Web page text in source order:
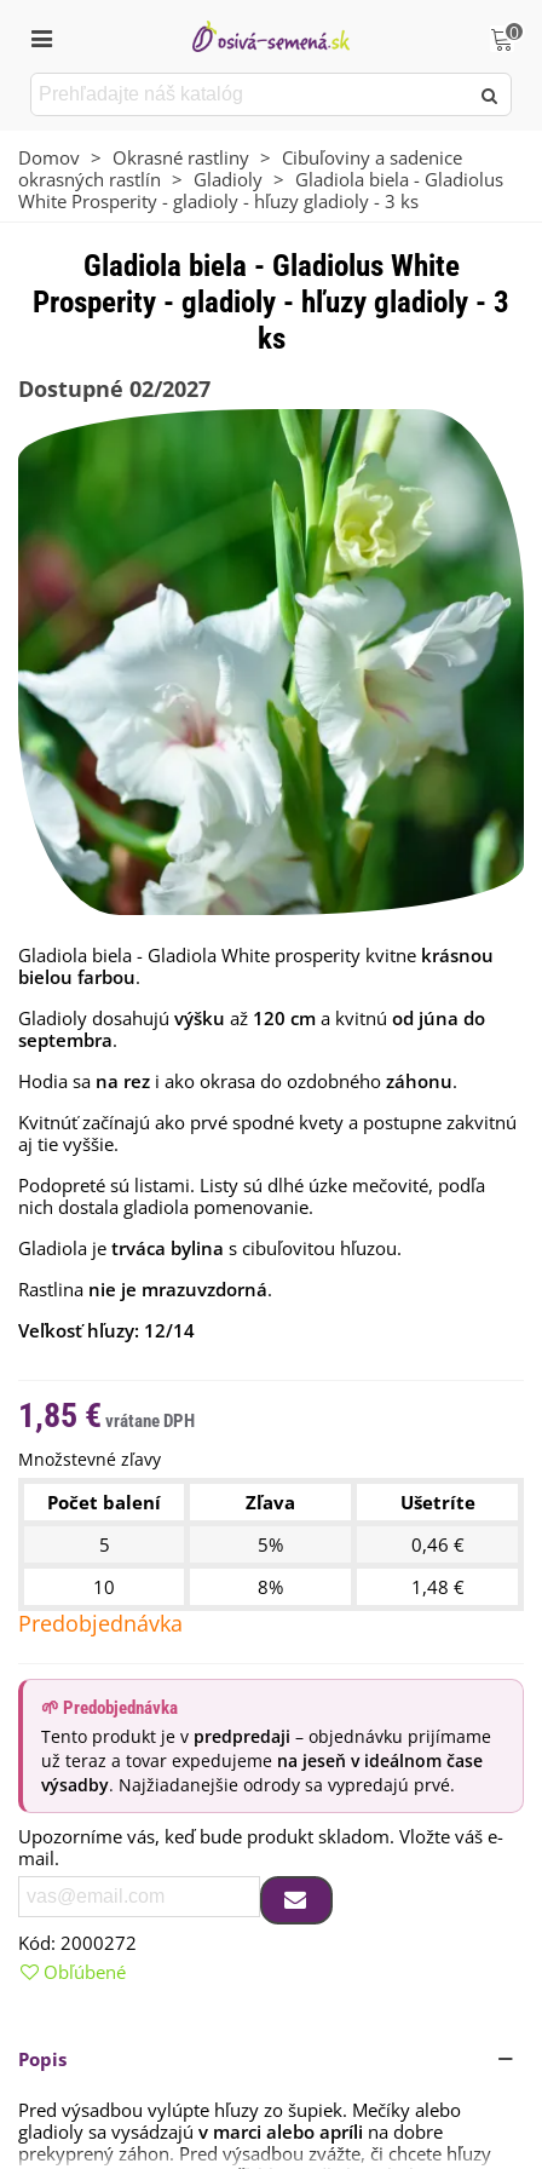
0
Domov > Okrasné rastliny > Cibuľoviny a sadenice
okrasných rastlín > Gladioly > Gladiola biela - Gladiolus
White Prosperity - gladioly - hľuzy gladioly - 3 ks
Gladiola biela - Gladiolus White
Prosperity - gladioly - hľuzy gladioly - 3
ks
Dostupné 02/2027
Gladiola biela - Gladiola White prosperity kvitne krásnou
bielou farbou.
Gladioly dosahujú výšku až 120 cm a kvitnú od júna do
septembra.
Hodia sa na rez i ako okrasa do ozdobného záhonu.
Kvitnúť začínajú ako prvé spodné kvety a postupne zakvitnú
aj tie vyššie.
Podopreté sú listami. Listy sú dlhé úzke mečovité, podľa
nich dostala gladiola pomenovanie.
Gladiola je trváca bylina s cibuľovitou hľuzou.
Rastlina nie je mrazuvzdorná.
Veľkosť hľuzy: 12/14
1,85 €
Množstevné zľavy
Počet balení Zľava
Ušetríte
5
5%
0,46 €
10
8% 1,48 €
Predobjednávka
🌱 Predobjednávka
Tento produkt je v predpredaji – objednávku prijímame
už teraz a tovar expedujeme na jeseň v ideálnom čase
výsadby. Najžiadanejšie odrody sa vypredajú prvé.
Upozorníme vás, keď bude produkt skladom. Vložte váš e-
mail.
Kód: 2000272
Obľúbené
Popis
Pred výsadbou vylúpte hľuzy zo šupiek. Mečíky alebo
gladioly sa vysádzajú v marci alebo apríli na dobre
prekyprený záhon. Pred výsadbou zvážte, či chcete hľuzy